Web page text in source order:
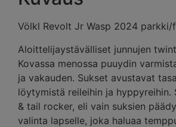
Völkl Revolt Jr Wasp 2024 parkki/
Aloittelijaystävälliset junnujen
Kovassa menossa puuydin
ja vakauden. Sukset avustavat
löytymistä reileihin ja hyppyreihin.
& tail rocker, eli vain suksien
valinta lapselle, joka haluaa